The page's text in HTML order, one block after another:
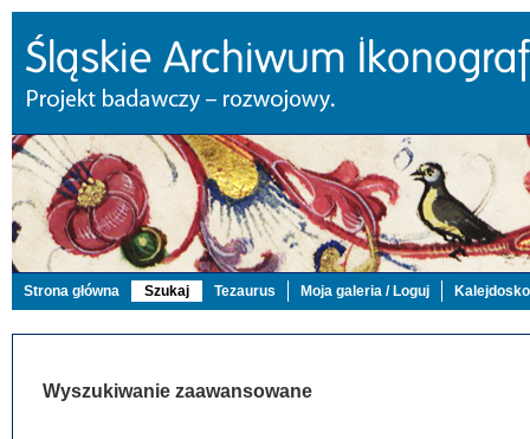
Strona główna Szukaj Tezaurus Moja galeria / Loguj
Wyszukiwanie zaawansowane